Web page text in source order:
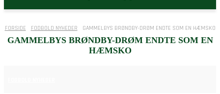
FORSIDE FODBOLD NYHEDER GAMMELBYS BRØNDBY-DRØM ENDTE SOM EN HÆMSKO
GAMMELBYS BRØNDBY-DRØM ENDTE SOM EN
HÆMSKO